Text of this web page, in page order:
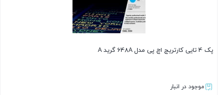
پک 4 تایی کارتریج اچ پی مدل 648A گرید A
موجود در انبار